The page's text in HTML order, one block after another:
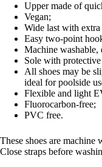
Upper made of
Vegan;
Wide last with
Easy two-point
Machine washable,
Sole with
All shoes may be
ideal for poolside
Flexible and light
Fluorocarbon-free;
PVC free.
These shoes are machine
Close straps before